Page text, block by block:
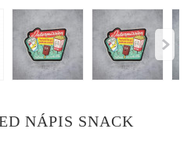
NÁPIS SNACK